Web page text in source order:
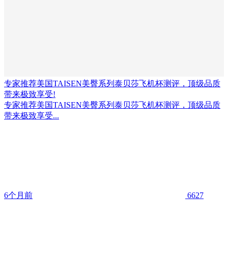
专家推荐美国TAISEN美臀系列泰贝莎飞机杯测评，顶级品质
带来极致享受!
专家推荐美国TAISEN美臀系列泰贝莎飞机杯测评，顶级品质
带来极致享受...
6个月前 6627